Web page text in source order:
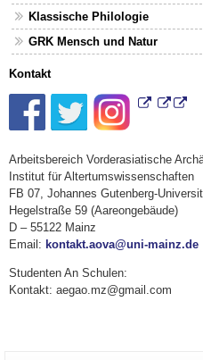
Klassische Philologie
GRK Mensch und Natur
Kontakt
Arbeitsbereich Vorderasiatische
Institut für Altertumswissenschaften
FB 07, Johannes Gutenberg-
Hegelstraße 59 (Aareongebäude)
D – 55122 Mainz
Email: kontakt.aova@uni-mainz.de
Studenten An Schulen:
Kontakt: aegao.mz@gmail.com